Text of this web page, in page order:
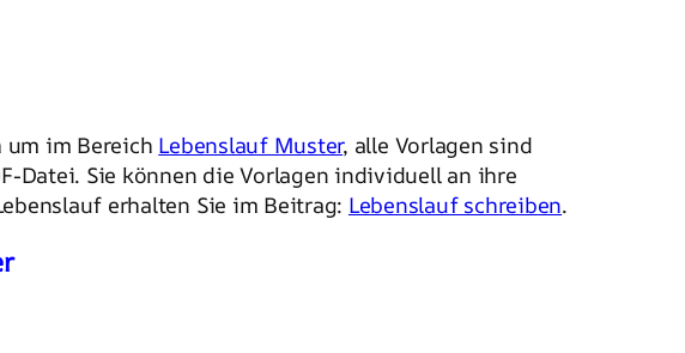
im Bereich Lebenslauf Muster, alle Vorlagen sind
Datei. Sie können die Vorlagen individuell an ihre
erhalten Sie im Beitrag: Lebenslauf schreiben.